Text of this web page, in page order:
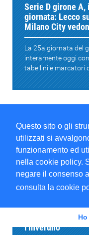
Questo sito o gli
utilizzati si
funzionamento ed
nella cookie policy.
negare il consenso
consulta la cookie
Serie D girone
giornata: Lecco
Milano City
La 25a giornata del
interamente oggi
tabellini e marcatori
Serie D
Serie D girone
giornata: Lecco
l'Inveruno